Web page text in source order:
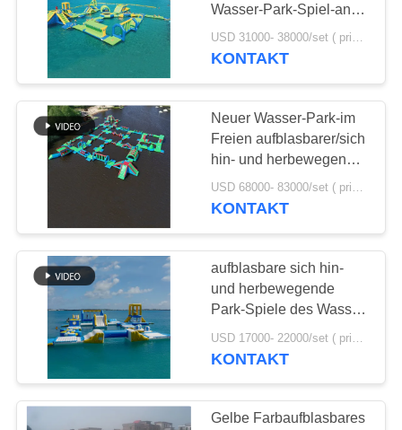
Wasser-Park-Spiel-anti-
UVhitzebeständigkeits-
Material im Freien
USD 31000- 38000/set ( price just for reference, detailed prices need to be confirmed) MOQ:1 Satz oder Teile des ganzen Parks
KONTAKT
Neuer Wasser-Park-im
Freien aufblasbarer/sich
hin- und herbewegender
Wasser-Hindernislauf-
Hersteller
USD 68000- 83000/set ( price just for reference, detailed prices need to be confirmed) MOQ:1 Satz oder Teile des ganzen Parks
KONTAKT
aufblasbare sich hin-
und herbewegende
Park-Spiele des Wasser-
35mL*19mW in
Bermuda
KONTAKT
Gelbe Farbaufblasbares